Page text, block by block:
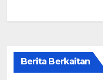
Berita Berkaitan